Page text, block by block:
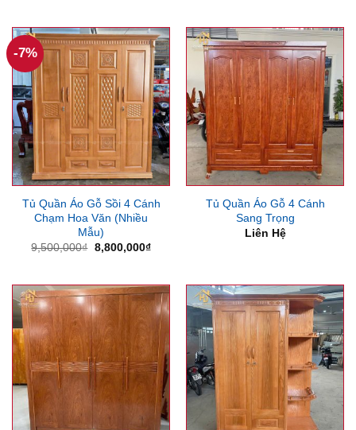
7,500,000₫.
-7%
Tủ Quần Áo Gỗ Sồi 4 Cánh
Chạm Hoa Văn (Nhiều
Mẫu)
9,500,000₫ Giá
8,800,000₫Giá
8,800,000₫.
Tủ Quần Áo Gỗ 4 Cánh
Sang Trọng
Liên Hệ